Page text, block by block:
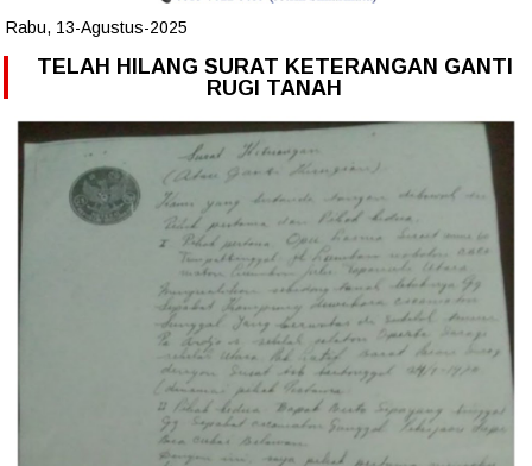
Rabu, 13-Agustus-2025
TELAH HILANG SURAT KETERANGAN GANTI
RUGI TANAH